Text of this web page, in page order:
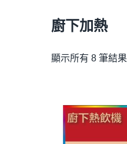
廚下加熱
顯示所有 8 筆結果